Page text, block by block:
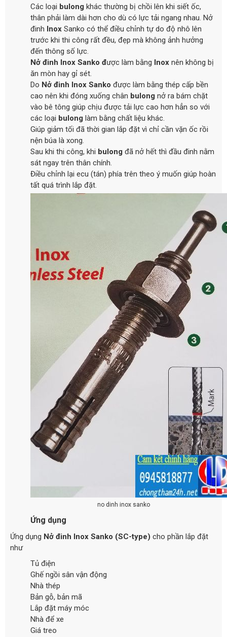
Các loại bulong khác thường bị chồi lên khi siết ốc,
thân phải làm dài hơn cho dù có lực tải ngang nhau. Nở
đinh Inox Sanko có thể điều chỉnh tự do độ nhô lên
trước khi thi công rất đều, đẹp mà không ảnh hưởng
đến thông số lực.
Nở đinh Inox Sanko được làm bằng Inox nên không bị
ăn mòn hay gỉ sét.
Do Nở đinh Inox Sanko được làm bằng thép cấp bền
cao nên khi đóng xuống chân bulong nở ra bám chặt
vào bê tông giúp chịu được tải lực cao hơn hẳn so với
các loại bulong làm bằng chất liệu khác.
Giúp giảm tối đã thời gian lắp đặt vì chỉ cần vặn ốc rồi
nện búa là xong.
Sau khi thi công, khi bulong đã nở hết thì đầu đinh nằm
sát ngay trên thân chính.
Điều chỉnh lại ecu (tán) phía trên theo ý muốn giúp hoàn
tất quá trình lắp đặt.
no dinh inox sanko
Ứng dụng
Ứng dụng Nở đinh Inox Sanko (SC-type) cho phần lắp đặt
như
Tủ điện
Ghế ngồi sân vận động
Nhà thép
Bản gỗ, bản mã
Lắp đặt máy móc
Nhà để xe
Giá treo